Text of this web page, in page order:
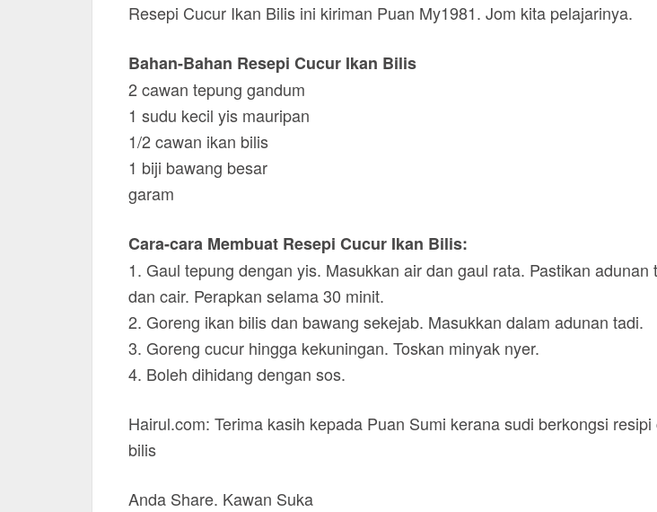
Resepi Cucur Ikan Bilis ini kiriman Puan My1981. Jom kita pelajarinya.
Bahan-Bahan Resepi Cucur Ikan Bilis
2 cawan tepung gandum
1 sudu kecil yis mauripan
1/2 cawan ikan bilis
1 biji bawang besar
garam
Cara-cara Membuat Resepi Cucur Ikan Bilis:
1. Gaul tepung dengan yis. Masukkan air dan gaul rata. Pastikan adunan
dan cair. Perapkan selama 30 minit.
2. Goreng ikan bilis dan bawang sekejab. Masukkan dalam adunan tadi.
3. Goreng cucur hingga kekuningan. Toskan minyak nyer.
4. Boleh dihidang dengan sos.
Hairul.com: Terima kasih kepada Puan Sumi kerana sudi berkongsi resipi
bilis
Anda Share. Kawan Suka